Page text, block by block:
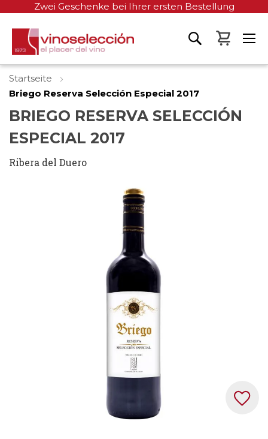
Zwei Geschenke bei Ihrer ersten Bestellung
Mein
Startseite
Briego Reserva Selección Especial 2017
BRIEGO RESERVA SELECCIÓN
ESPECIAL 2017
Ribera del Duero